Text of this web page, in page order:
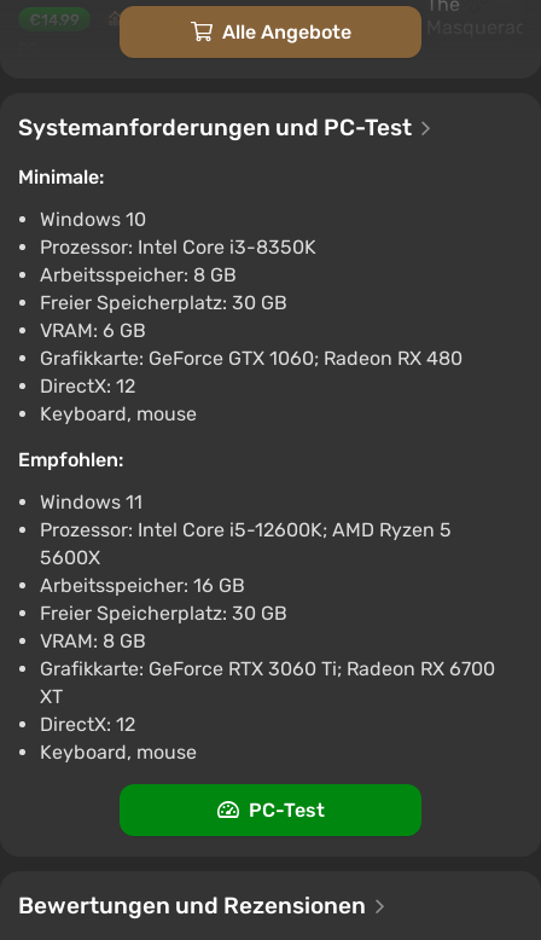
€14.99
Vampire: The Masquerade - Bloodlines 2 -
€14.99
PC
Gamersgate 4.0
Vampire: The Masquerade - Bloodlines 2 -
Loose Cannon (Windows, Steam)
€14.99
PC
GameBillet 1.4
Vampire: The Masquerade - Bloodlines 2 -
€14.99
PlayStation 5
PS Store 1.6
Alle Angebote
Systemanforderungen und PC-Test
Minimale:
Windows 10
Prozessor: Intel Core i3-8350K
Arbeitsspeicher: 8 GB
Freier Speicherplatz: 30 GB
VRAM: 6 GB
Grafikkarte: GeForce GTX 1060; Radeon RX 480
DirectX: 12
Keyboard, mouse
Empfohlen:
Windows 11
Prozessor: Intel Core i5-12600K; AMD Ryzen 5
5600X
Arbeitsspeicher: 16 GB
Freier Speicherplatz: 30 GB
VRAM: 8 GB
Grafikkarte: GeForce RTX 3060 Ti; Radeon RX 6700
XT
DirectX: 12
Keyboard, mouse
PC-Test
Bewertungen und Rezensionen